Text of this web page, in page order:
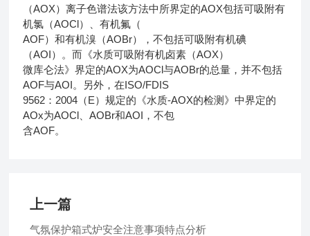
（AOX）离子色谱法该方法中所界定的AOX包括可吸附有
机氯（AOCl）、有机氟（
AOF）和有机溴（AOBr），不包括可吸附有机碘
（AOI）。而《水质可吸附有机卤素（AOX）
微库仑法》界定的AOX为AOCl与AOBr的总量，并不包括
AOF与AOI。另外，在ISO/FDIS
9562：2004（E）规定的《水质-AOX的检测》中界定的
AOx为AOCl、AOBr和AOI，不包
含AOF。
上一篇
气氛保护箱式炉安全注意事项特点分析